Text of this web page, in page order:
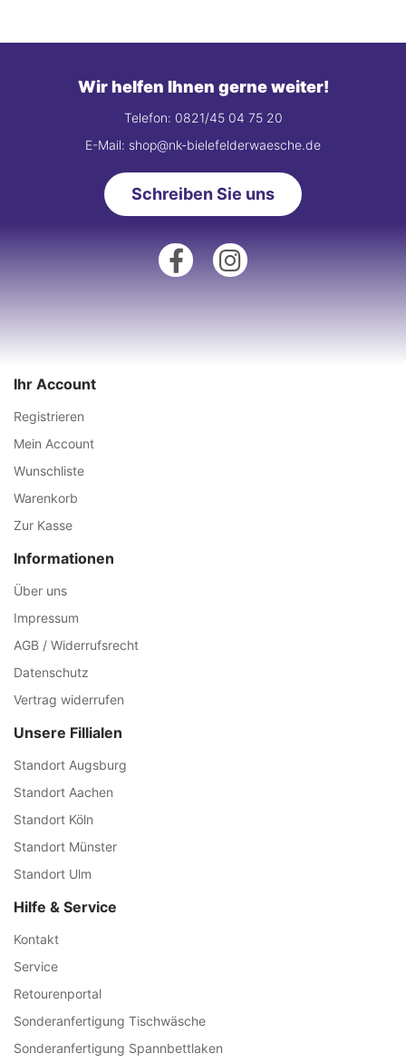
Wir helfen Ihnen gerne weiter!
Telefon: 0821/45 04 75 20
E-Mail: shop@nk-bielefelderwaesche.de
Schreiben Sie uns
Ihr Account
Registrieren
Mein Account
Wunschliste
Warenkorb
Zur Kasse
Informationen
Über uns
Impressum
AGB / Widerrufsrecht
Datenschutz
Vertrag widerrufen
Unsere Fillialen
Standort Augsburg
Standort Aachen
Standort Köln
Standort Münster
Standort Ulm
Hilfe & Service
Kontakt
Service
Retourenportal
Sonderanfertigung Tischwäsche
Sonderanfertigung Spannbettlaken